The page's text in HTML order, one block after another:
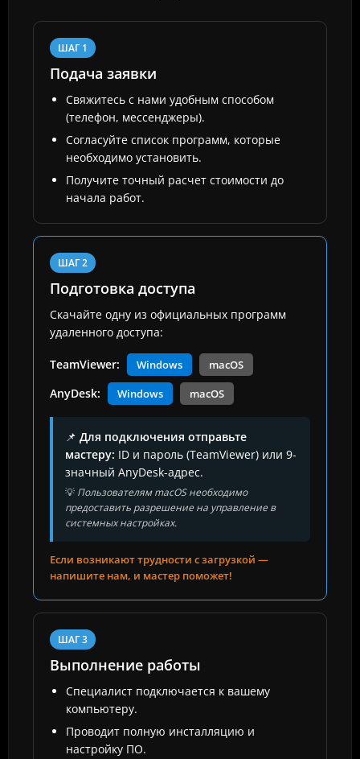
ШАГ 1
Подача заявки
Свяжитесь с нами удобным способом
(телефон, мессенджеры).
Согласуйте список программ, которые
необходимо установить.
Получите точный расчет стоимости до
начала работ.
ШАГ 2
Подготовка доступа
Скачайте одну из официальных программ
удаленного доступа:
TeamViewer: Windows macOS
AnyDesk: Windows macOS
📌 Для подключения отправьте
мастеру: ID и пароль (TeamViewer) или 9-
значный AnyDesk-адрес.
💡 Пользователям macOS необходимо
предоставить разрешение на управление в
системных настройках.
Если возникают трудности с загрузкой —
напишите нам, и мастер поможет!
ШАГ 3
Выполнение работы
Специалист подключается к вашему
компьютеру.
Проводит полную инсталляцию и
настройку ПО.